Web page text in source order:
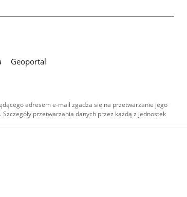
Geoportal
adresem e-mail zgadza się na przetwarzanie jego
przetwarzania danych przez każdą z jednostek